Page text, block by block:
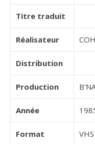
Titre traduit
Réalisateur
Distribution
Production
Année
Format